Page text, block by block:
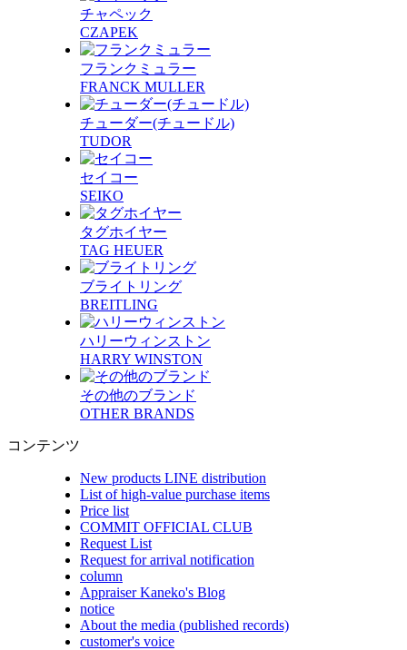
チャペック
CZAPEK
フランクミュラー
FRANCK MULLER
チューダー(チュードル)
TUDOR
セイコー
SEIKO
タグホイヤー
TAG HEUER
ブライトリング
BREITLING
ハリーウィンストン
HARRY WINSTON
その他のブランド
OTHER BRANDS
コンテンツ
New products LINE distribution
List of high-value purchase items
Price list
COMMIT OFFICIAL CLUB
Request List
Request for arrival notification
column
Appraiser Kaneko's Blog
notice
About the media (published records)
customer's voice